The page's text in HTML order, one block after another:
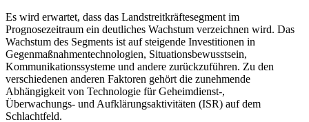
Es wird erwartet, dass das Landstreitkräftesegment im
Prognosezeitraum ein deutliches Wachstum verzeichnen wird. Das
Wachstum des Segments ist auf steigende Investitionen in
Gegenmaßnahmentechnologien, Situationsbewusstsein,
Kommunikationssysteme und andere zurückzuführen. Zu den
verschiedenen anderen Faktoren gehört die zunehmende
Abhängigkeit von Technologie für Geheimdienst-,
Überwachungs- und Aufklärungsaktivitäten (ISR) auf dem
Schlachtfeld.